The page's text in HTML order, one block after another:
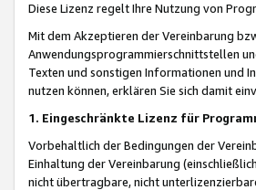
Diese Lizenz regelt Ihre Nutzung von
Mit dem Akzeptieren der Vereinbarung
Anwendungsprogrammierschnittstellen
Texten und sonstigen Informationen und
nutzen können, erklären Sie sich damit
1. Eingeschränkte Lizenz für
Vorbehaltlich der Bedingungen der
Einhaltung der Vereinbarung
nicht übertragbare, nicht